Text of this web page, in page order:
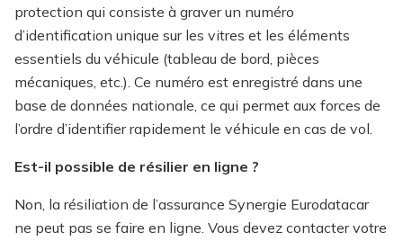
protection qui consiste à graver un numéro
d’identification unique sur les vitres et les éléments
essentiels du véhicule (tableau de bord, pièces
mécaniques, etc.). Ce numéro est enregistré dans une
base de données nationale, ce qui permet aux forces de
l’ordre d’identifier rapidement le véhicule en cas de vol.
Est-il possible de résilier en ligne ?
Non, la résiliation de l’assurance Synergie Eurodatacar
ne peut pas se faire en ligne. Vous devez contacter votre